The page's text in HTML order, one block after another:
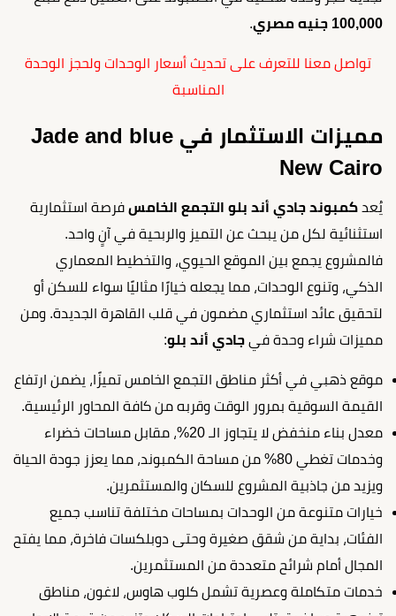
100,000 جنيه مصري
.
تواصل معنا للتعرف على تحديث أسعار الوحدات ولحجز الوحدة
المناسبة
مميزات الاستثمار في Jade and blue
New Cairo
يُعد كمبوند جادي أند بلو التجمع الخامس فرصة استثمارية
استثنائية لكل من يبحث عن التميز والربحية في آنٍ واحد.
فالمشروع يجمع بين الموقع الحيوي، والتخطيط المعماري
الذكي، وتنوع الوحدات، مما يجعله خيارًا مثاليًا سواء للسكن أو
لتحقيق عائد استثماري مضمون في قلب القاهرة الجديدة. ومن
مميزات شراء وحدة في جادي أند بلو:
موقع ذهبي في أكثر مناطق التجمع الخامس تميزًا، يضمن ارتفاع
القيمة السوقية بمرور الوقت وقربه من كافة المحاور الرئيسية.
معدل بناء منخفض لا يتجاوز الـ 20%، مقابل مساحات خضراء
وخدمات تغطي 80% من مساحة الكمبوند، مما يعزز جودة الحياة
ويزيد من جاذبية المشروع للسكان والمستثمرين.
خيارات متنوعة من الوحدات بمساحات مختلفة تناسب جميع
الفئات، بداية من شقق صغيرة وحتى دوبلكسات فاخرة، مما يفتح
المجال أمام شرائح متعددة من المستثمرين.
خدمات متكاملة وعصرية تشمل كلوب هاوس، لاغون، مناطق